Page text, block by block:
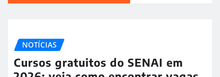
NOTÍCIAS
Cursos gratuitos do SENAI em